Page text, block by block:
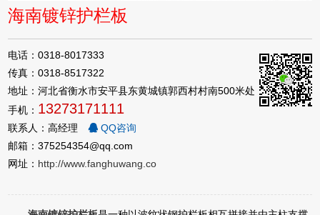
海南镀锌护栏板
电话：0318-8017333
传真：0318-8517322
地址：河北省衡水市安平县东黄城镇郭西村村南500米处
手机： 13273171111
联系人：高经理
QQ咨询
邮箱：375254354@qq.com
网址： http://www.fanghuwang.co